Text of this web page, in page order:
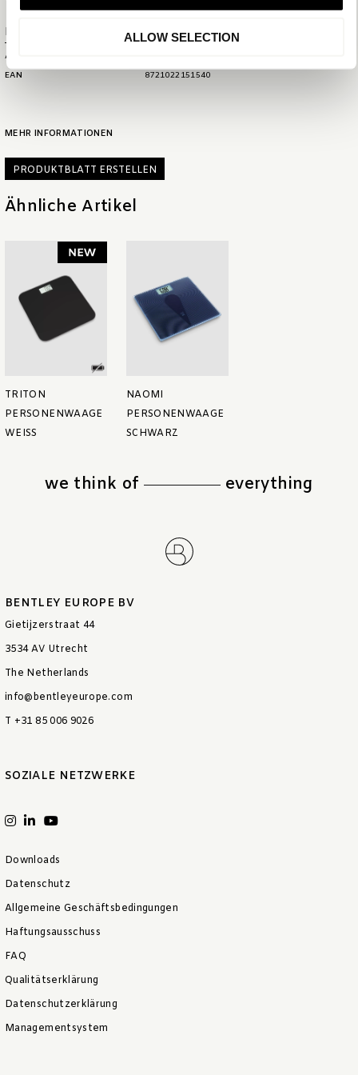
ALLOW SELECTION
Produktnummer
ARTIKELNUMMER
EAN
8721022151540
MEHR INFORMATIONEN
PRODUKTBLATT ERSTELLEN
Ähnliche Artikel
TRITON
PERSONENWAAGE
WEISS
NAOMI
PERSONENWAAGE
SCHWARZ
we think of everything
BENTLEY EUROPE BV
Gietijzerstraat 44
3534 AV Utrecht
The Netherlands
info@bentleyeurope.com
T +31 85 006 9026
SOZIALE NETZWERKE
Downloads
Datenschutz
Allgemeine Geschäftsbedingungen
Haftungsausschuss
FAQ
Qualitätserklärung
Datenschutzerklärung
Managementsystem